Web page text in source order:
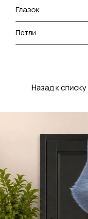
Глазок
Петли
Назад к списку